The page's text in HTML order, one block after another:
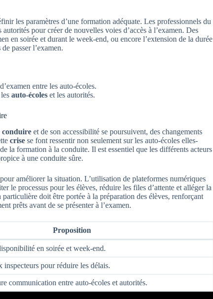
les paramètres d’une formation adéquate. Les professionnels du
pour créer de nouvelles voies d’accès à l’examen. Des
en soirée et durant le week-end, ou encore l’extension de la durée
de passer l’examen.
entre les auto-écoles.
auto-écoles et les autorités.
conduire et de son accessibilité se poursuivent, des changements
crise se font ressentir non seulement sur les auto-écoles elles-
la formation à la conduite. Il est essentiel que les différents acteurs
à une conduite sûre.
améliorer la situation. L’utilisation de plateformes numériques
le processus pour les élèves, réduire les files d’attente et alléger la
doit être portée à la préparation des élèves, renforçant
prêts avant de se présenter à l’examen.
Proposition
en soirée et week-end.
inspecteurs pour réduire les délais.
communication entre auto-écoles et autorités.